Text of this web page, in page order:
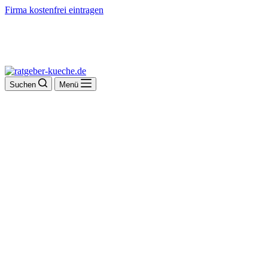
Firma kostenfrei eintragen
Suchen Menü